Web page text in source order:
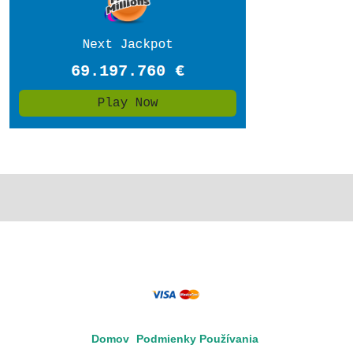
Domov Podmienky Používania